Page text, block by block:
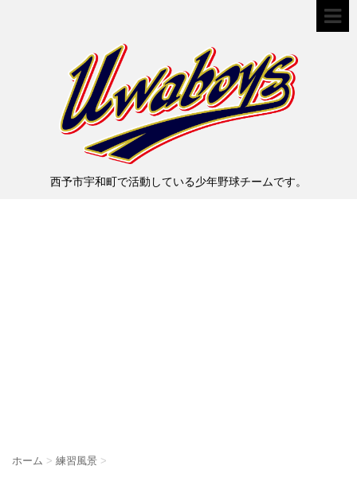
西予市宇和町で活動している少年野球チームです。
ホーム > 練習風景 >